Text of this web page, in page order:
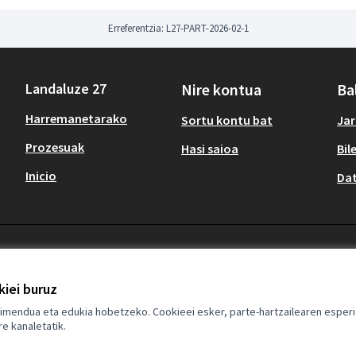
buruz
eta edukia hobetzeko. Cookieei esker, parte-hartzailearen
kanaletatik.
Erreferentzia: L27-PART-2026-02-1
Landaluze 27
Harremanetarako
Prozesuak
Inicio
Nire kontua
Sortu kontu bat
Hasi saioa